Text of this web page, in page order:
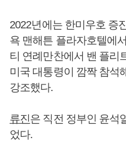
2022년에는 한미우호 증
욕 맨해튼 플라자호텔에
티 연례만찬에서 밴 플리
미국 대통령이 깜짝 참석
강조했다.
류진은 직전 정부인 윤석
었다.